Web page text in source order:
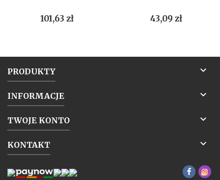
Cena
101,63 zł Cena
43,09 zł
PRODUKTY 
INFORMACJE 
TWOJE KONTO 
KONTAKT 